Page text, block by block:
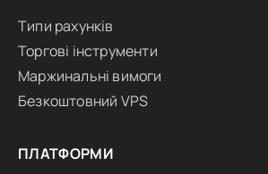
Типи рахунків
Торгові інструменти
Маржинальні вимоги
Безкоштовний VPS
ПЛАТФОРМИ